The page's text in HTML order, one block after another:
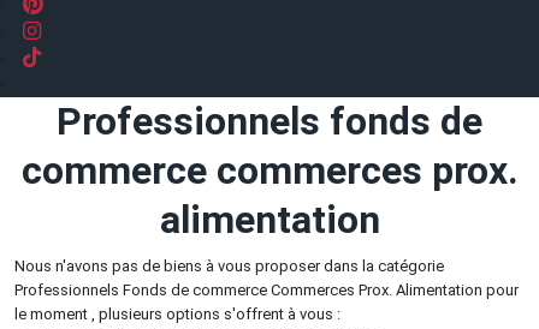
Professionnels fonds de
commerce commerces prox.
alimentation
Nous n'avons pas de biens à vous proposer dans la catégorie
Professionnels Fonds de commerce Commerces Prox. Alimentation pour
le moment , plusieurs options s'offrent à vous :